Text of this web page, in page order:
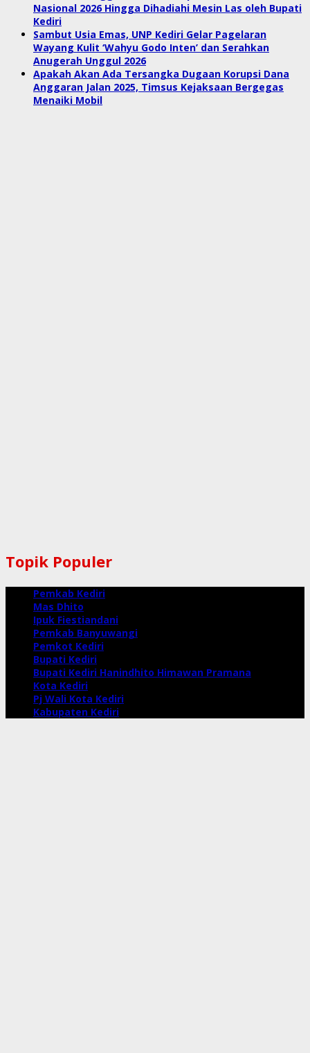
Nasional 2026 Hingga Dihadiahi Mesin Las oleh Bupati
Kediri
Sambut Usia Emas, UNP Kediri Gelar Pagelaran
Wayang Kulit ‘Wahyu Godo Inten’ dan Serahkan
Anugerah Unggul 2026
Apakah Akan Ada Tersangka Dugaan Korupsi Dana
Anggaran Jalan 2025, Timsus Kejaksaan Bergegas
Menaiki Mobil
Topik Populer
Pemkab Kediri
Mas Dhito
Ipuk Fiestiandani
Pemkab Banyuwangi
Pemkot Kediri
Bupati Kediri
Bupati Kediri Hanindhito Himawan Pramana
Kota Kediri
Pj Wali Kota Kediri
Kabupaten Kediri